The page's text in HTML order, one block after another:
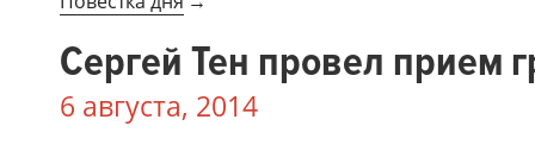
Сергей Тен провел прием
6 августа, 2014